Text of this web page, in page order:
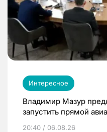
Интересное
Владимир Мазур
запустить прямой
20:40 / 06.08.26